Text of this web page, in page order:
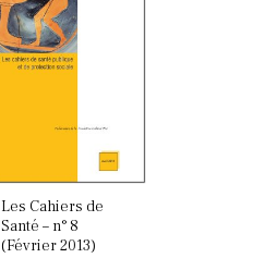
Les Cahiers de
Santé – n° 8
(Février 2013)